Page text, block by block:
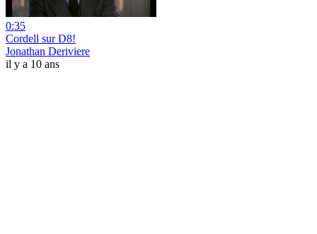
0:35
Cordell sur D8!
Jonathan Deriviere
il y a 10 ans